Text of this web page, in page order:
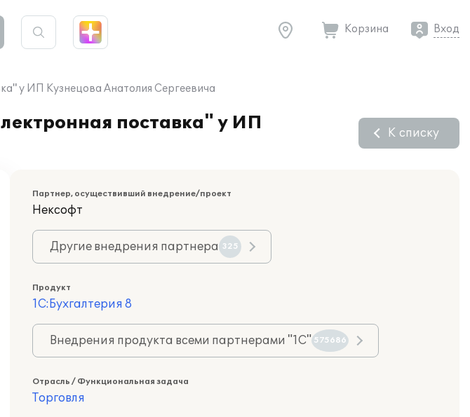
Корзина Вход
у ИП Кузнецова Анатолия Сергеевича
поставка" у ИП
К списку
Партнер, осуществивший внедрение/проект
Нексофт
Другие внедрения партнера 325
Продукт
1С:Бухгалтерия 8
Внедрения продукта всеми партнерами "1С" 575686
Отрасль / Функциональная задача
Торговля